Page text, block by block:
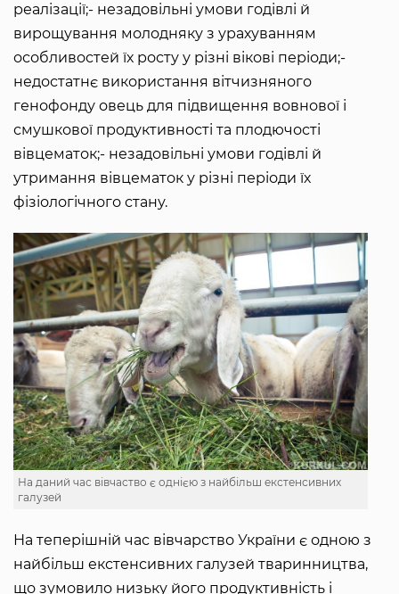
реалізації;- незадовільні умови годівлі й
вирощування молодняку з урахуванням
особливостей їх росту у різні вікові періоди;-
недостатнє використання вітчизняного
генофонду овець для підвищення вовнової і
смушкової продуктивності та плодючості
вівцематок;- незадовільні умови годівлі й
утримання вівцематок у різні періоди їх
фізіологічного стану.
На даний час вівчаство є однією з найбільш екстенсивних
галузей
На теперішній час вівчарство України є одною з
найбільш екстенсивних галузей тваринництва,
що зумовило низьку його продуктивність і